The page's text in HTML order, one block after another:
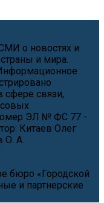
о новостях и
и мира.
сфере связи,
ЭЛ № ФС 77 -
Китаев Олег
О. А.
бюро «Городской
и партнерские